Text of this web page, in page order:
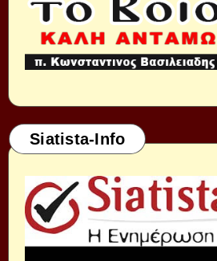
Siatista-Info